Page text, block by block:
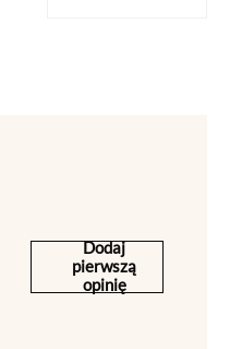
Dodaj
pierwszą
opinię